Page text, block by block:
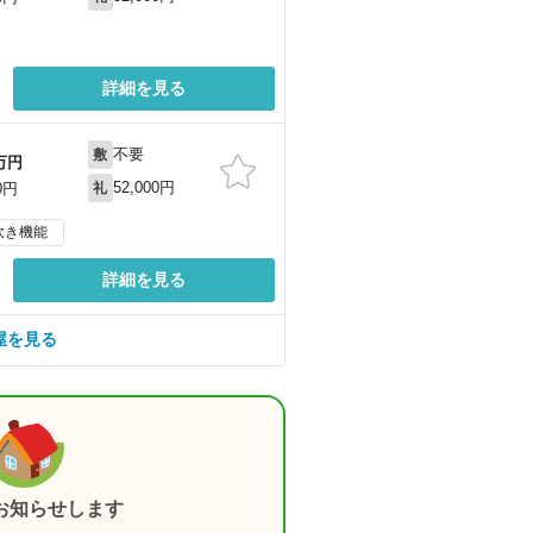
詳細を見る
円
敷 不要
礼 52,000円
き機能
詳細を見る
を見る
知らせします